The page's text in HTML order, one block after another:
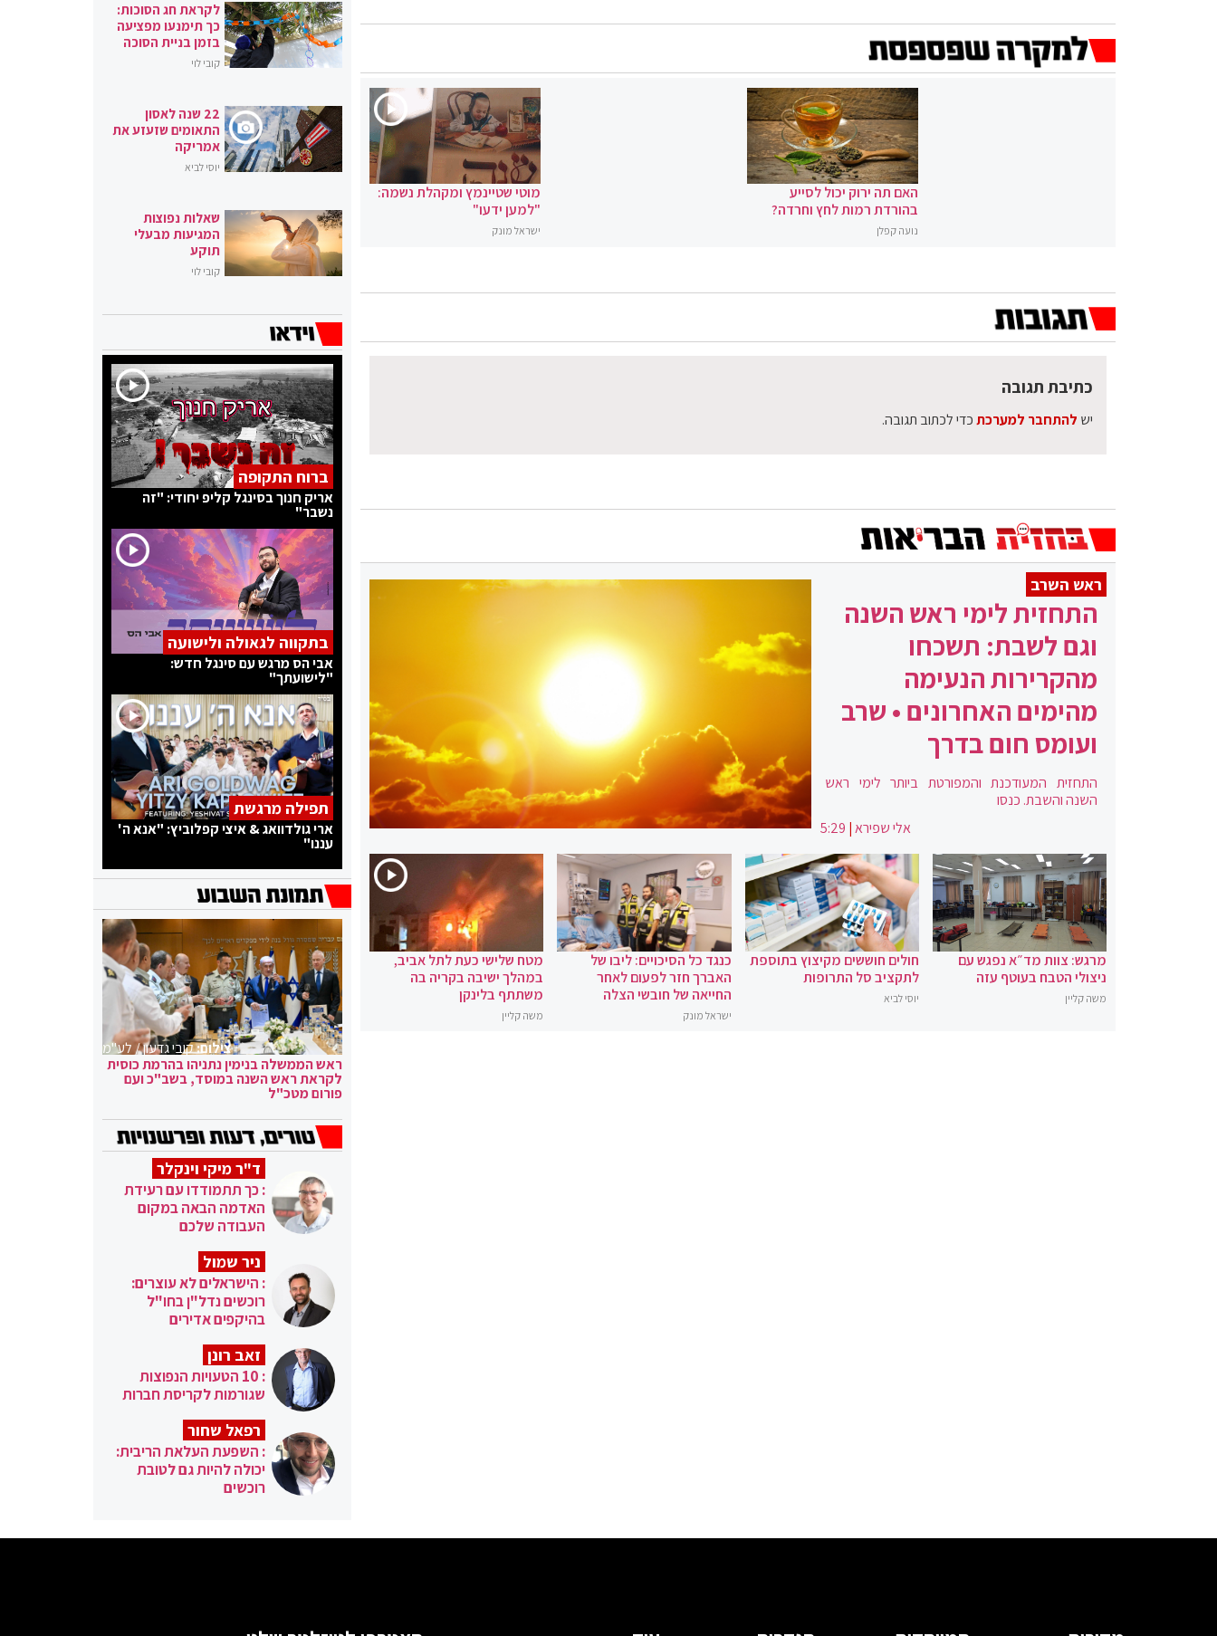
האם תה ירוק יכול לסייע
בהורדת רמות לחץ וחרדה?
נועה קפלן
מוטי שטיינמץ ומקהלת נשמה:
"למען ידעו"
ישראל מונק
כתיבת תגובה
יש להתחבר למערכתכדי לכתוב תגובה.
ראש השרב
התחזית לימי ראש השנה
וגם לשבת: תשכחו
מהקרירות הנעימה
מהימים האחרונים • שרב
ועומס חום בדרך
התחזית המעודכנת והמפורטת ביותר לימי ראש
השנה והשבת. כנסו
אלי שפירא|
5:29
מרגש: צוות מד״א נפגש עם
ניצולי הטבח בעוטף עזה
משה קליין
חולים חוששים מקיצוץ בתוספת
לתקציב סל התרופות
יוסי לביא
כנגד כל הסיכויים: ליבו של
האברך חזר לפעום לאחר
החייאה של חובשי הצלה
ישראל מונק
מטח שלישי כעת לתל אביב,
במהלך ישיבה בקריה בה
משתתף בלינקן
משה קליין
לקראת חג הסוכות:
כך תימנעו מפציעה
בזמן בניית הסוכה
קובי לוי
22 שנה לאסון
התאומים שזעזע את
אמריקה
יוסי לביא
שאלות נפוצות
המגיעות מבעלי
תוקע
קובי לוי
ברוח התקופה
אריק חנוך בסינגל קליפ יחודי: "זה
נשבר"
בתקווה לגאולה ולישועה
אבי הס מרגש עם סינגל חדש:
"לישועתך"
תפילה מרגשת
ארי גולדוואג & איצי קפלוביץ: "אנא ה'
עננו"
צילום:קובי גדעון / לע"מ
ראש הממשלה בנימין נתניהו בהרמת כוסית
לקראת ראש השנה במוסד, בשב"כ ועם
פורום מטכ"ל
ד"ר מיקי וינקלר
: כך תתמודדו עם רעידת
האדמה הבאה במקום
העבודה שלכם
ניר שמול
: הישראלים לא עוצרים:
רוכשים נדל"ן בחו"ל
בהיקפים אדירים
זאב רונן
: 10 הטעויות הנפוצות
שגורמות לקריסת חברות
רפאל שחור
: השפעת העלאת הריבית:
יכולה להיות גם לטובת
רוכשים